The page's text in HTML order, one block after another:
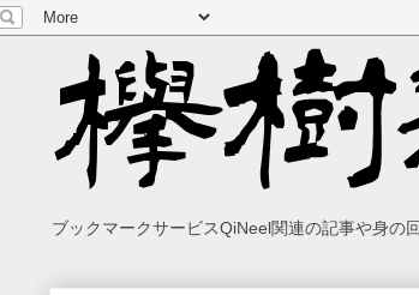
ブックマークサービスQiNeel関連の記事や身の